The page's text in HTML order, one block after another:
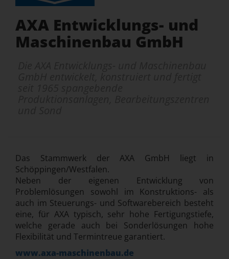
AXA Entwicklungs- und
Maschinenbau GmbH
Das Stammwerk der AXA GmbH liegt in
Schöppingen/Westfalen.
Neben der eigenen Entwicklung von
Problemlösungen sowohl im Konstruktions- als
auch im Steuerungs- und Softwarebereich besteht
eine, für AXA typisch, sehr hohe Fertigungstiefe,
welche gerade auch bei Sonderlösungen hohe
Flexibilität und Termintreue garantiert.
www.axa-maschinenbau.de